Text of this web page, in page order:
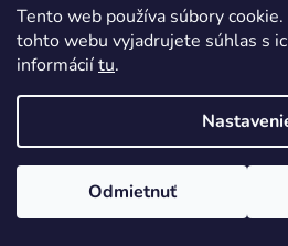
Tento web používa súbory
tohto webu vyjadrujete súhlas s
informáciítu.
Odmietnuť